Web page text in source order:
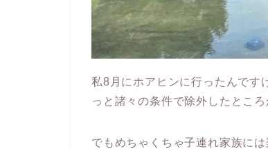
私8月にホアヒンに行ったんです
っと諸々の条件で除外したところ
でもめちゃくちゃ子連れ家族に